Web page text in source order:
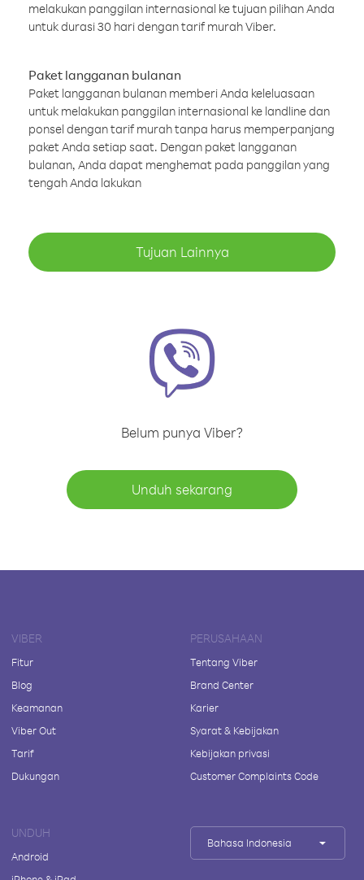
melakukan panggilan internasional ke tujuan pilihan Anda
untuk durasi 30 hari dengan tarif murah Viber.
Paket langganan bulanan
Paket langganan bulanan memberi Anda keleluasaan
untuk melakukan panggilan internasional ke landline dan
ponsel dengan tarif murah tanpa harus memperpanjang
paket Anda setiap saat. Dengan paket langganan
bulanan, Anda dapat menghemat pada panggilan yang
tengah Anda lakukan
Tujuan Lainnya
Belum punya Viber?
Unduh sekarang
VIBER
Fitur
Blog
Keamanan
Viber Out
Tarif
Dukungan
PERUSAHAAN
Tentang Viber
Brand Center
Karier
Syarat & Kebijakan
Kebijakan privasi
Customer Complaints Code
UNDUH
Android
Bahasa Indonesia